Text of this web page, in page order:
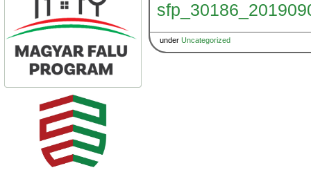
under Uncategorized